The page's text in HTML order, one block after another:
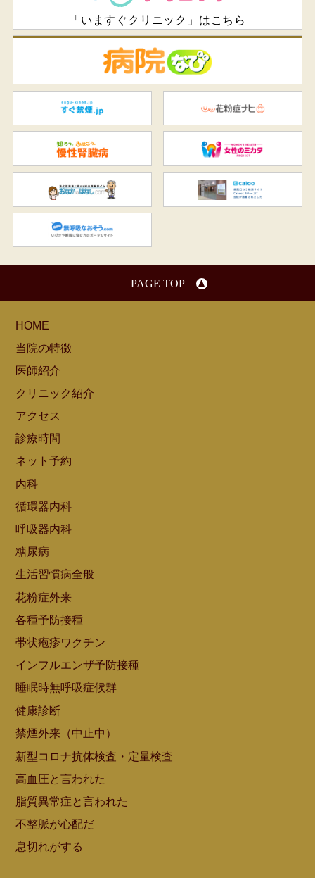
「いますぐクリニック」はこちら
すぐ禁煙.jp
知ろう、ふせごう。慢性腎臓
おなかのはなし.com
PAGE TOP
HOME
当院の特徴
医師紹介
クリニック紹介
アクセス
診療時間
ネット予約
内科
循環器内科
呼吸器内科
糖尿病
生活習慣病全般
花粉症外来
各種予防接種
帯状疱疹ワクチン
インフルエンザ予防接種
睡眠時無呼吸症候群
健康診断
禁煙外来（中止中）
新型コロナ抗体検査・定量検査
高血圧と言われた
脂質異常症と言われた
不整脈が心配だ
息切れがする